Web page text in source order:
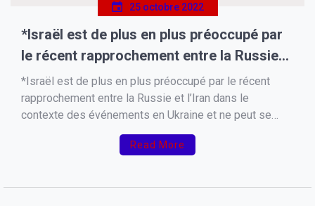
25 octobre 2022
*Israël est de plus en plus préoccupé par
le récent rapprochement entre la Russie
et l’Iran dans le contexte des événements
en Ukraine et ne peut se permettre de
regarder ce processus avec indifférence*
*Israël est de plus en plus préoccupé par le récent
rapprochement entre la Russie et l’Iran dans le
contexte des événements en Ukraine et ne peut se
permettre de regarder ce processus avec indifférence,
a déclaré le Premier ministre juif Yair Lapid dans une
Read More